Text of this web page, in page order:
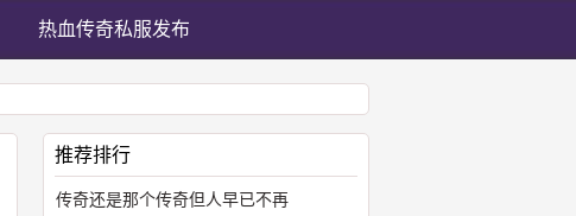
热血传奇私服发布
推荐排行
传奇还是那个传奇但人早已不再